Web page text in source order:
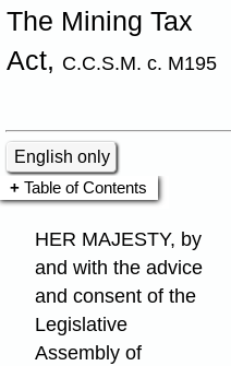
The Mining Tax
Act, C.C.S.M. c. M195
English only
Table of Contents
HER MAJESTY, by
and with the advice
and consent of the
Legislative
Assembly of